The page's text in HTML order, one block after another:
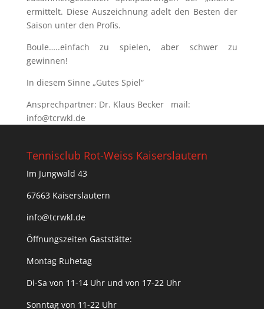
ermittelt. Diese Auszeichnung adelt den Besten der
Saison unter den Profis.
Boule…..einfach zu spielen, aber schwer zu
gewinnen!
In diesem Sinne „Gutes Spiel“
Ansprechpartner: Dr. Klaus Becker mail:
info@tcrwkl.de
Tennisclub Rot-Weiss Kaiserslautern
Im Jungwald 43
67663 Kaiserslautern
info@tcrwkl.de
Öffnungszeiten Gaststätte:
Montag Ruhetag
Di-Sa von 11-14 Uhr und von 17-22 Uhr
Sonntag von 11-22 Uhr